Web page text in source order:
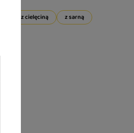
z cielęciną
z sarną